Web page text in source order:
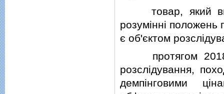
товар, який
розумiннi положень
є об'єктом
протягом 2018
розслiдування,
демпiнговими